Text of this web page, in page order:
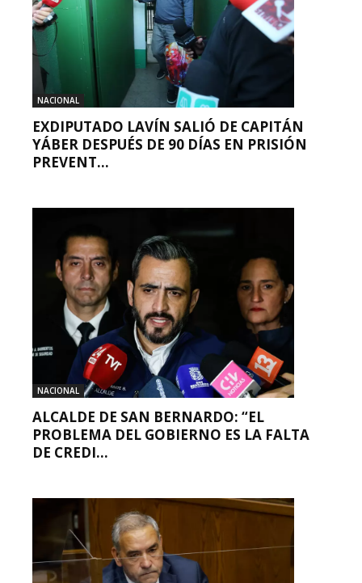
NACIONAL
EXDIPUTADO LAVÍN SALIÓ DE CAPITÁN
YÁBER DESPUÉS DE 90 DÍAS EN PRISIÓN
PREVENT...
NACIONAL
ALCALDE DE SAN BERNARDO: “EL
PROBLEMA DEL GOBIERNO ES LA FALTA
DE CREDI...